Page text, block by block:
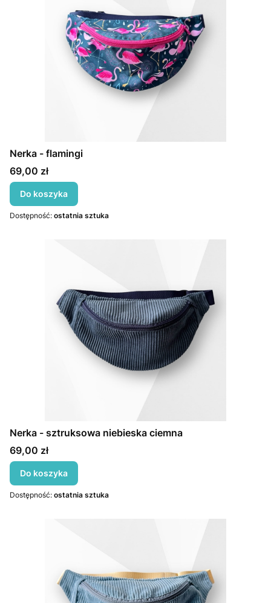
Nerka - flamingi
Cena
69,00 zł
Do koszyka
Dostępność: ostatnia sztuka
Nerka - sztruksowa niebieska ciemna
Cena
69,00 zł
Do koszyka
Dostępność: ostatnia sztuka